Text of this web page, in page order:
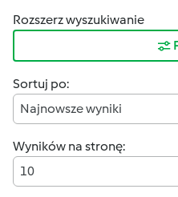
Rozszerz wyszukiwanie
Sortuj po:
Najnowsze wyniki
Wyników na stronę:
10